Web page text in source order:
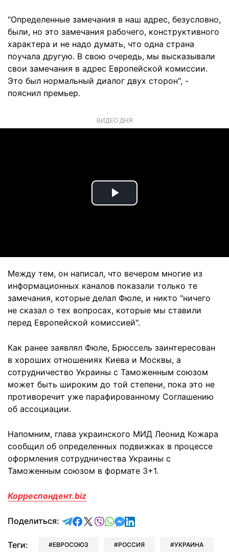
"Определенные замечания в наш адрес, безусловно,
были, но это замечания рабочего, конструктивного
характера и не надо думать, что одна страна
поучала другую. В свою очередь, мы высказывали
свои замечания в адрес Европейской комиссии.
Это был нормальный диалог двух сторон", -
пояснил премьер.
ВИДЕО ДНЯ
Play
Между тем, он написал, что вечером многие из
информационных каналов показали только те
замечания, которые делал Фюле, и никто "ничего
не сказал о тех вопросах, которые мы ставили
перед Европейской комиссией".
Как ранее заявлял Фюле, Брюссель заинтересован
в хороших отношениях Киева и Москвы, а
сотрудничество Украины с Таможенным союзом
может быть широким до той степени, пока это не
противоречит уже парафированному Соглашению
об ассоциации.
Напомним, глава украинского МИД Леонид Кожара
сообщил об определенных подвижках в процессе
оформления сотрудничества Украины с
Таможенным союзом в формате 3+1.
Корреспондент.biz
Поделиться: отправить в Telegram
поделиться в Facebook
поделиться в X
отправить в Viber
отправить в Whatsapp
отправить в Messenger
отправить в LinkedIn
Теги: ЕВРОСОЮЗ РОССИЯ УКРАИНА